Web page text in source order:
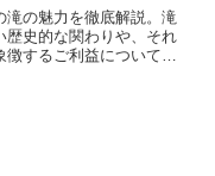
滝の魅力を徹底解説。滝
歴史的な関わりや、それ
徴するご利益について詳